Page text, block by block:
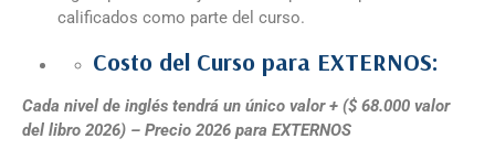
calificados como parte del curso.
Costo del Curso para EXTERNOS:
Cada nivel de inglés tendrá un único valor + ($ 68.000 valor
del libro 2026) – Precio 2026 para EXTERNOS